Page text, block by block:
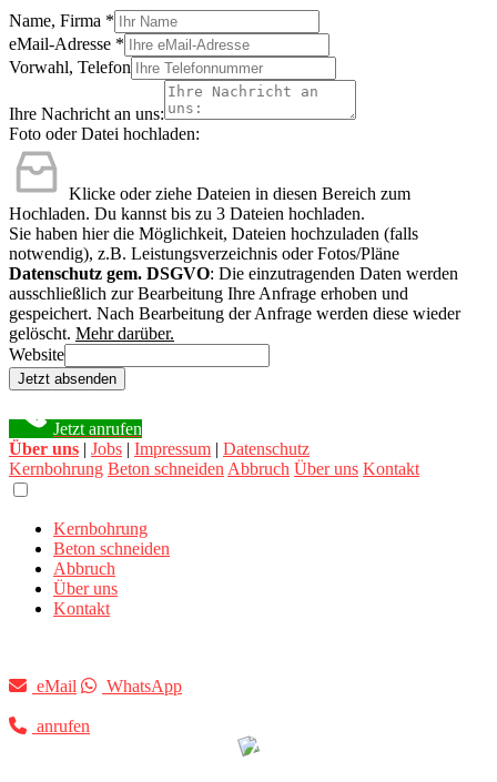
Name, Firma *
eMail-Adresse *
Vorwahl, Telefon
Ihre Nachricht an uns:
Foto oder Datei hochladen:
Klicke oder ziehe Dateien in diesen Bereich zum
Hochladen. Du kannst bis zu 3 Dateien hochladen.
Sie haben hier die Möglichkeit, Dateien hochzuladen (falls
notwendig), z.B. Leistungsverzeichnis oder Fotos/Pläne
Datenschutz gem. DSGVO: Die einzutragenden Daten werden
ausschließlich zur Bearbeitung Ihre Anfrage erhoben und
gespeichert. Nach Bearbeitung der Anfrage werden diese wieder
gelöscht. Mehr darüber.
Website
Jetzt absenden
Jetzt anrufen
Über uns | Jobs | Impressum | Datenschutz
Kernbohrung Beton schneiden Abbruch Über uns Kontakt
Kernbohrung
Beton schneiden
Abbruch
Über uns
Kontakt
eMail WhatsApp
anrufen